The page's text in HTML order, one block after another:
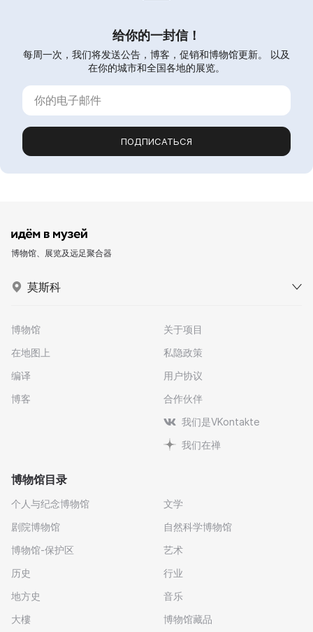
给你的一封信！
每周一次，我们将发送公告，博客，促销和博物馆更新。 以及
在你的城市和全国各地的展览。
ПОДПИСАТЬСЯ
博物馆、展览及远足聚合器
莫斯科
博物馆
在地图上
编译
博客
关于项目
私隐政策
用户协议
合作伙伴
我们是VKontakte
我们在禅
博物馆目录
个人与纪念博物馆
剧院博物馆
博物馆-保护区
历史
地方史
大樓
文学
自然科学博物馆
艺术
行业
音乐
博物馆藏品